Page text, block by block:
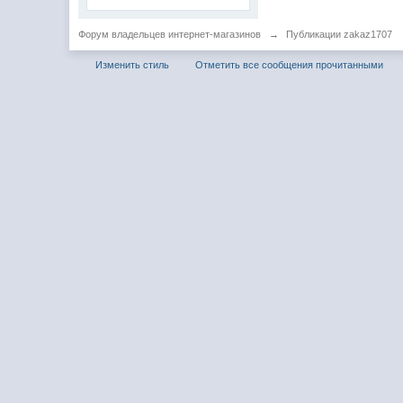
Форум владельцев интернет-магазинов → Публикации zakaz1707
Изменить стиль Отметить все сообщения прочитанными